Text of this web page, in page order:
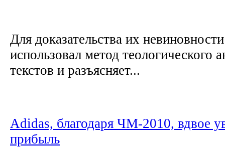
Для доказательства их
использовал метод теологического
текстов и разъясняет...
Adidas, благодаря ЧМ-2010, вдвое
прибыль